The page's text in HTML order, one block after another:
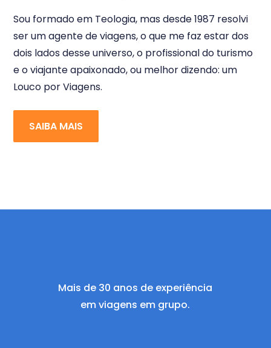
Sou formado em Teologia, mas desde 1987 resolvi
ser um agente de viagens, o que me faz estar dos
dois lados desse universo, o profissional do turismo
e o viajante apaixonado, ou melhor dizendo: um
Louco por Viagens.
SAIBA MAIS
Mais de 30 anos de experiência
em viagens em grupo.